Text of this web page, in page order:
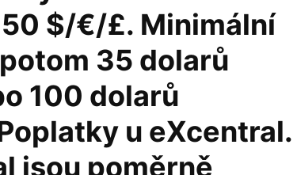
$/€/£. Minimální
35 dolarů
100 dolarů
u eXcentral.
jsou poměrně